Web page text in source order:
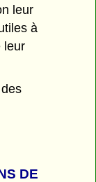
leur
à
leur
DE